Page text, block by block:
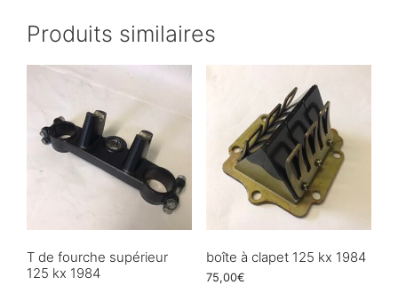
Produits similaires
T de fourche supérieur
125 kx 1984
boîte à clapet 125 kx 1984
75,00€